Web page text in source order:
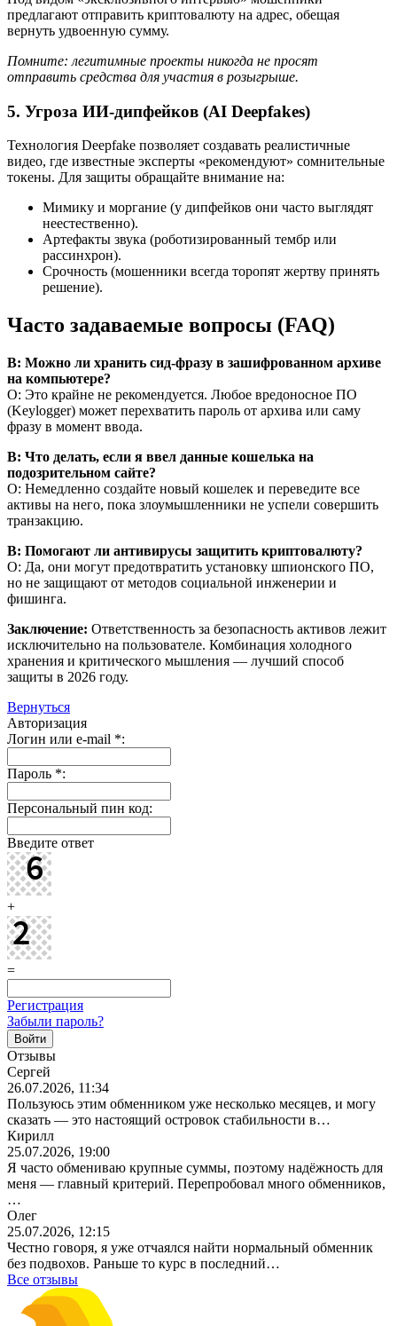
предлагают отправить криптовалюту на адрес, обещая
вернуть удвоенную сумму.
Помните: легитимные проекты никогда не просят
отправить средства для участия в розыгрыше.
5. Угроза ИИ-дипфейков (AI Deepfakes)
Технология Deepfake позволяет создавать реалистичные
видео, где известные эксперты «рекомендуют» сомнительные
токены. Для защиты обращайте внимание на:
Мимику и моргание (у дипфейков они часто выглядят
неестественно).
Артефакты звука (роботизированный тембр или
рассинхрон).
Срочность (мошенники всегда торопят жертву принять
решение).
Часто задаваемые вопросы (FAQ)
В: Можно ли хранить сид-фразу в зашифрованном архиве
на компьютере?
О: Это крайне не рекомендуется. Любое вредоносное ПО
(Keylogger) может перехватить пароль от архива или саму
фразу в момент ввода.
В: Что делать, если я ввел данные кошелька на
подозрительном сайте?
О: Немедленно создайте новый кошелек и переведите все
активы на него, пока злоумышленники не успели совершить
транзакцию.
В: Помогают ли антивирусы защитить криптовалюту?
О: Да, они могут предотвратить установку шпионского ПО,
но не защищают от методов социальной инженерии и
фишинга.
Заключение: Ответственность за безопасность активов лежит
исключительно на пользователе. Комбинация холодного
хранения и критического мышления — лучший способ
защиты в 2026 году.
Вернуться
Авторизация
Логин или e-mail *:
Пароль *:
Персональный пин код:
Введите ответ
+
=
Регистрация
Забыли пароль?
Отзывы
Сергей
26.07.2026, 11:34
Пользуюсь этим обменником уже несколько месяцев, и могу
сказать — это настоящий островок стабильности в…
Кирилл
25.07.2026, 19:00
Я часто обмениваю крупные суммы, поэтому надёжность для
меня — главный критерий. Перепробовал много обменников,
…
Олег
25.07.2026, 12:15
Честно говоря, я уже отчаялся найти нормальный обменник
без подвохов. Раньше то курс в последний…
Все отзывы